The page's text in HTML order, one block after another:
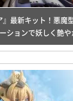
』最新キット！悪魔
ションで妖しく艶